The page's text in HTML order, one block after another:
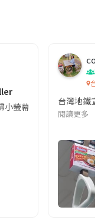
螢幕啦!這次的劇本改編
co
吹
台灣
台灣地鐵宣
閱讀更多